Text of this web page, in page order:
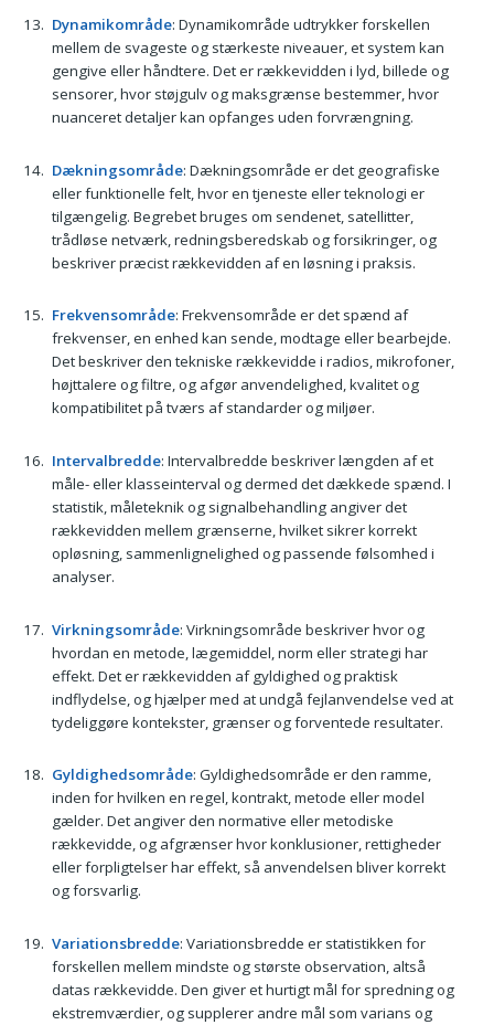
Dynamikområde: Dynamikområde udtrykker forskellen
mellem de svageste og stærkeste niveauer, et system kan
gengive eller håndtere. Det er rækkevidden i lyd, billede og
sensorer, hvor støjgulv og maksgrænse bestemmer, hvor
nuanceret detaljer kan opfanges uden forvrængning.
Dækningsområde: Dækningsområde er det geografiske
eller funktionelle felt, hvor en tjeneste eller teknologi er
tilgængelig. Begrebet bruges om sendenet, satellitter,
trådløse netværk, redningsberedskab og forsikringer, og
beskriver præcist rækkevidden af en løsning i praksis.
Frekvensområde: Frekvensområde er det spænd af
frekvenser, en enhed kan sende, modtage eller bearbejde.
Det beskriver den tekniske rækkevidde i radios, mikrofoner,
højttalere og filtre, og afgør anvendelighed, kvalitet og
kompatibilitet på tværs af standarder og miljøer.
Intervalbredde: Intervalbredde beskriver længden af et
måle- eller klasseinterval og dermed det dækkede spænd. I
statistik, måleteknik og signalbehandling angiver det
rækkevidden mellem grænserne, hvilket sikrer korrekt
opløsning, sammenlignelighed og passende følsomhed i
analyser.
Virkningsområde: Virkningsområde beskriver hvor og
hvordan en metode, lægemiddel, norm eller strategi har
effekt. Det er rækkevidden af gyldighed og praktisk
indflydelse, og hjælper med at undgå fejlanvendelse ved at
tydeliggøre kontekster, grænser og forventede resultater.
Gyldighedsområde: Gyldighedsområde er den ramme,
inden for hvilken en regel, kontrakt, metode eller model
gælder. Det angiver den normative eller metodiske
rækkevidde, og afgrænser hvor konklusioner, rettigheder
eller forpligtelser har effekt, så anvendelsen bliver korrekt
og forsvarlig.
Variationsbredde: Variationsbredde er statistikken for
forskellen mellem mindste og største observation, altså
datas rækkevidde. Den giver et hurtigt mål for spredning og
ekstremværdier, og supplerer andre mål som varians og